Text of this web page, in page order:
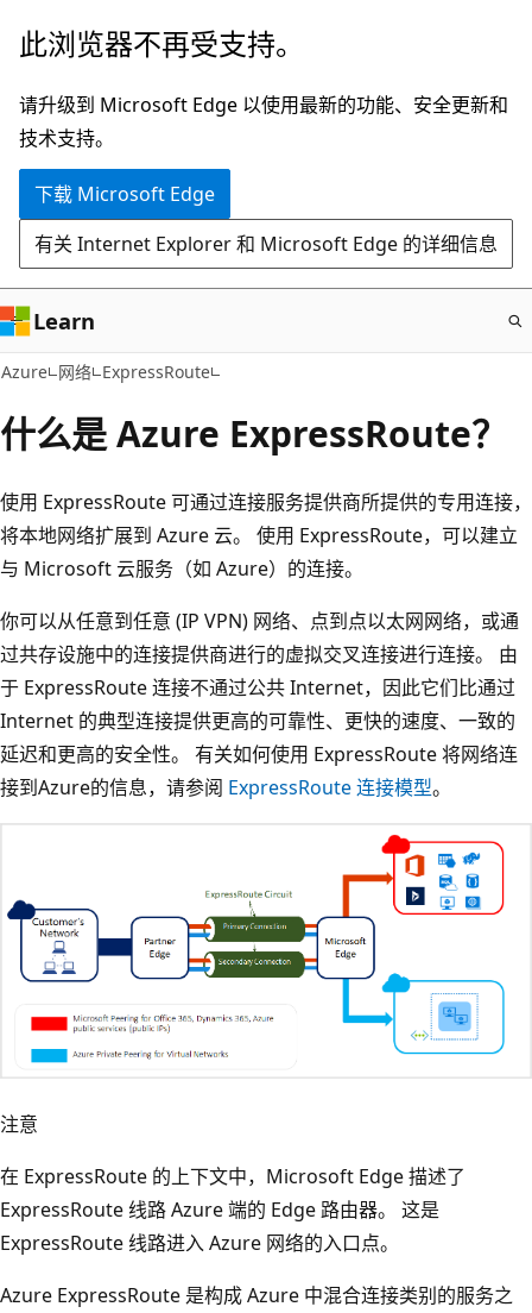
跳
主
要
内
此浏览器不再受支持。
请升级到 Microsoft Edge 以使用最新的功能、安全更新和
技术支持。
下载 Microsoft Edge
有关 Internet Explorer 和 Microsoft Edge 的详细信息
Learn
Azure 网络 ExpressRoute
什么是 Azure ExpressRoute？
使用 ExpressRoute 可通过连接服务提供商所提供的专用连接，
将本地网络扩展到 Azure 云。 使用 ExpressRoute，可以建立
与 Microsoft 云服务（如 Azure）的连接。
你可以从任意到任意 (IP VPN) 网络、点到点以太网网络，或通
过共存设施中的连接提供商进行的虚拟交叉连接进行连接。 由
于 ExpressRoute 连接不通过公共 Internet，因此它们比通过
Internet 的典型连接提供更高的可靠性、更快的速度、一致的
延迟和更高的安全性。 有关如何使用 ExpressRoute 将网络连
接到Azure的信息，请参阅 ExpressRoute 连接模型。
注意
在 ExpressRoute 的上下文中，Microsoft Edge 描述了
ExpressRoute 线路 Azure 端的 Edge 路由器。 这是
ExpressRoute 线路进入 Azure 网络的入口点。
Azure ExpressRoute 是构成 Azure 中混合连接类别的服务之